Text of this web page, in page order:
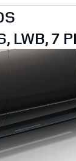
LWB, 7